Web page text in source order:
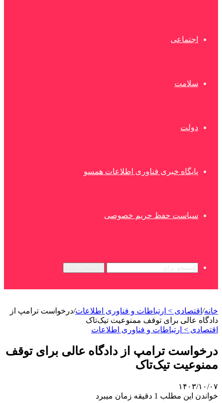
اجتماعی
سلامت
دولت
پایگاه خبری فناوری اطلاعات همسو
سیاست حفظ حریم خصوصی
خانه/ اقتصادی > ارتباطات و فناوری اطلاعات/درخواست ترامپ از
دادگاه عالی برای توقف ممنوعیت تیک‌تاک
اقتصادی > ارتباطات و فناوری اطلاعات
درخواست ترامپ از دادگاه عالی برای توقف
ممنوعیت تیک‌تاک
۱۴۰۳/۱۰/۰۷
خواندن این مطلب 1 دقیقه زمان میبرد